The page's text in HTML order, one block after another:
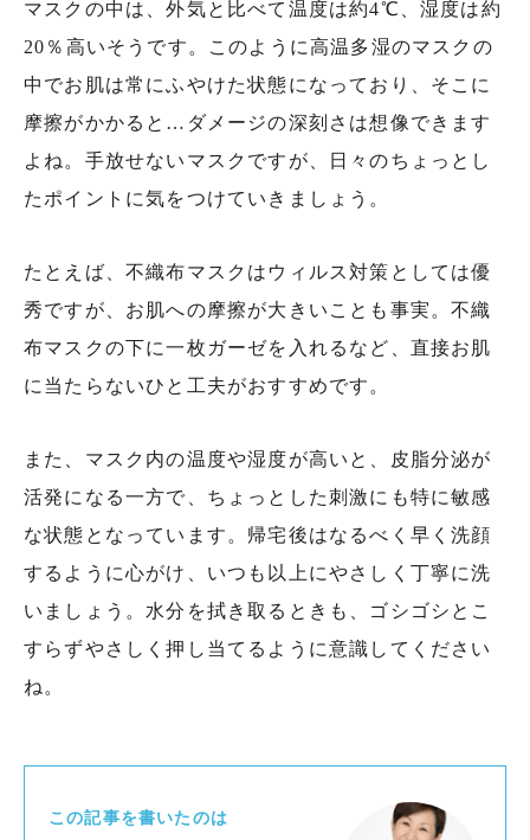
マスクの中は、外気と比べて温度は約4℃、湿度は約
20％高いそうです。このように高温多湿のマスクの
中でお肌は常にふやけた状態になっており、そこに
摩擦がかかると…ダメージの深刻さは想像できます
よね。手放せないマスクですが、日々のちょっとし
たポイントに気をつけていきましょう。
たとえば、不織布マスクはウィルス対策としては優
秀ですが、お肌への摩擦が大きいことも事実。不織
布マスクの下に一枚ガーゼを入れるなど、直接お肌
に当たらないひと工夫がおすすめです。
また、マスク内の温度や湿度が高いと、皮脂分泌が
活発になる一方で、ちょっとした刺激にも特に敏感
な状態となっています。帰宅後はなるべく早く洗顔
するように心がけ、いつも以上にやさしく丁寧に洗
いましょう。水分を拭き取るときも、ゴシゴシとこ
すらずやさしく押し当てるように意識してください
ね。
この記事を書いたのは